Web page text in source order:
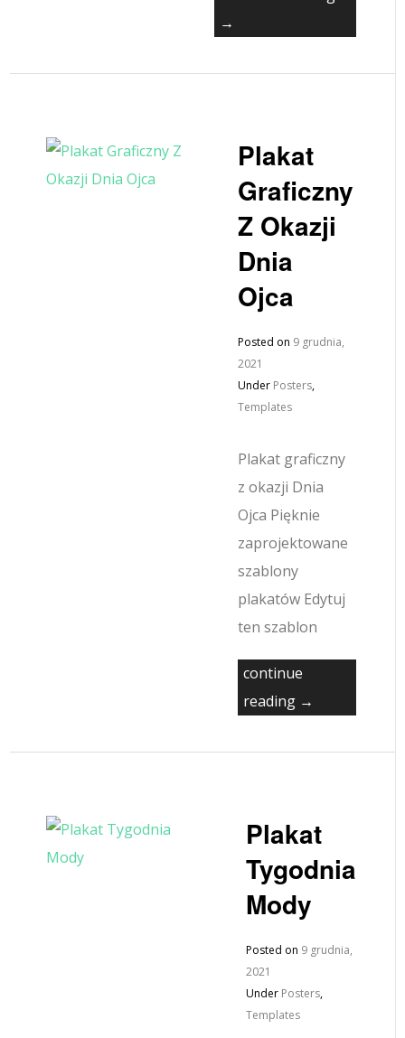
→
Plakat
Graficzny
Z Okazji
Dnia
Ojca
Posted on 9 grudnia,
2021
Under Posters,
Templates
Plakat graficzny
z okazji Dnia
Ojca Pięknie
zaprojektowane
szablony
plakatów Edytuj
ten szablon
continue
reading →
Plakat
Tygodnia
Mody
Posted on 9 grudnia,
2021
Under Posters,
Templates